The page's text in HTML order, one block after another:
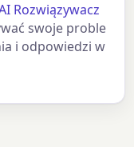
Rozwiązywacz
swoje proble
i odpowiedzi w